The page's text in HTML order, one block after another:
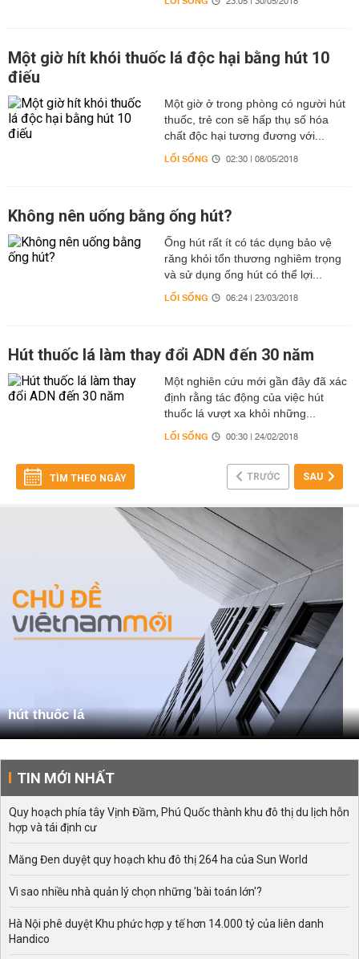
Một giờ hít khói thuốc lá độc hại bằng hút 10
điếu
Một giờ ở trong phòng có người hút
thuốc, trẻ con sẽ hấp thụ số hóa
chất độc hại tương đương với...
LỐI SỐNG 02:30 | 08/05/2018
Không nên uống bằng ống hút?
Ống hút rất ít có tác dụng bảo vệ
răng khỏi tổn thương nghiêm trọng
và sử dụng ống hút có thể lợi...
LỐI SỐNG 06:24 | 23/03/2018
Hút thuốc lá làm thay đổi ADN đến 30 năm
Một nghiên cứu mới gần đây đã xác
định rằng tác động của việc hút
thuốc lá vượt xa khỏi những...
LỐI SỐNG 00:30 | 24/02/2018
TÌM THEO NGÀY TRƯỚC SAU
hút thuốc lá
TIN MỚI NHẤT
Quy hoạch phía tây Vịnh Đầm, Phú Quốc thành khu đô thị du lịch hỗn
hợp và tái định cư
Măng Đen duyệt quy hoạch khu đô thị 264 ha của Sun World
Vì sao nhiều nhà quản lý chọn những 'bài toán lớn'?
Hà Nội phê duyệt Khu phức hợp y tế hơn 14.000 tỷ của liên danh
Handico